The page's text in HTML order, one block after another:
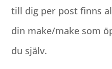
till dig per post finns
din make/make som
du själv.